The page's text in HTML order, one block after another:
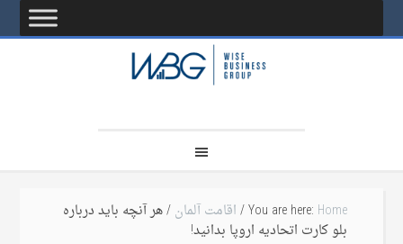
You are here: Home
/اقامت آلمان/ هر آنچه باید درباره
بلو کارت اتحادیه اروپا بدانید!